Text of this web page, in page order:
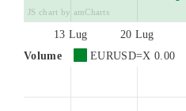
13 Lug 20 Lug
JS chart by amCharts
Volume EURUSD=X 0.00